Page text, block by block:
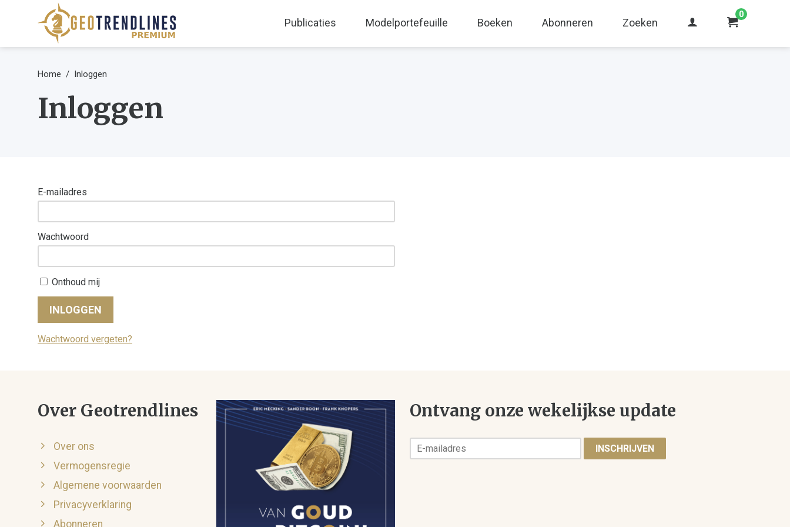
Publicaties Modelportefeuille Boeken Abonneren Zoeken
0
Home Inloggen
Inloggen
E-mailadres
Wachtwoord
Onthoud mij
INLOGGEN
Wachtwoord vergeten?
Over Geotrendlines
Over ons
Vermogensregie
Algemene voorwaarden
Privacyverklaring
Abonneren
Ontvang onze wekelijkse update
INSCHRIJVEN